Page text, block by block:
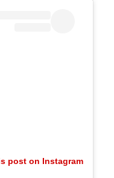
post on Instagram